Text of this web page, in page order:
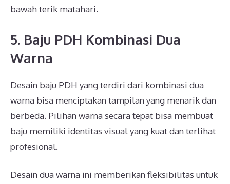
bawah terik matahari.
5. Baju PDH Kombinasi Dua
Warna
Desain baju PDH yang terdiri dari kombinasi dua
warna bisa menciptakan tampilan yang menarik dan
berbeda. Pilihan warna secara tepat bisa membuat
baju memiliki identitas visual yang kuat dan terlihat
profesional.
Desain dua warna ini memberikan fleksibilitas untuk